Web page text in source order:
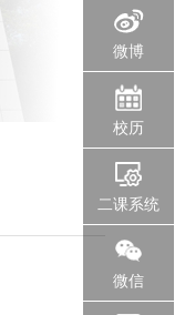
微博
校历
二课系统
微信